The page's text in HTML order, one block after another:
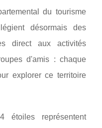
du tourisme
désormais des
direct aux activités
d'amis : chaque
explorer ce territoire
représentent